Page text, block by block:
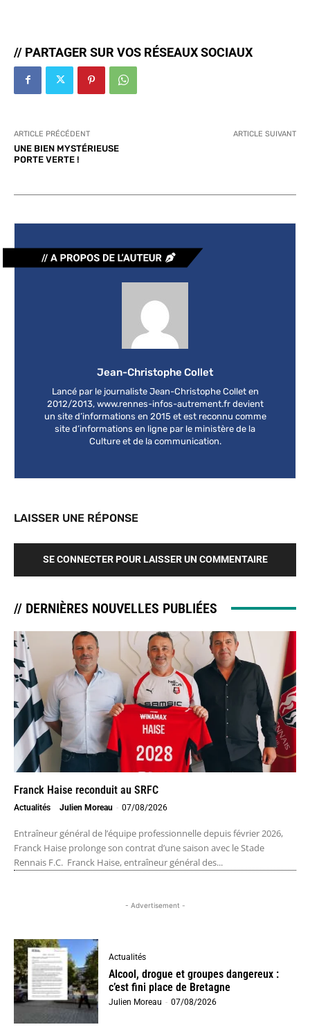
// PARTAGER SUR VOS RÉSEAUX SOCIAUX
ARTICLE PRÉCÉDENT
UNE BIEN MYSTÉRIEUSE
PORTE VERTE !
ARTICLE SUIVANT
Jean-Christophe Collet
Lancé par le journaliste Jean-Christophe Collet en
2012/2013, www.rennes-infos-autrement.fr devient
un site d’informations en 2015 et est reconnu comme
site d’informations en ligne par le ministère de la
Culture et de la communication.
LAISSER UNE RÉPONSE
SE CONNECTER POUR LAISSER UN COMMENTAIRE
// DERNIÈRES NOUVELLES PUBLIÉES
Franck Haise reconduit au SRFC
Actualités Julien Moreau - 07/08/2026
Entraîneur général de l’équipe professionnelle depuis février 2026,
Franck Haise prolonge son contrat d’une saison avec le Stade
Rennais F.C. Franck Haise, entraîneur général des...
- Advertisement -
Actualités
Alcool, drogue et groupes dangereux :
c’est fini place de Bretagne
Julien Moreau - 07/08/2026